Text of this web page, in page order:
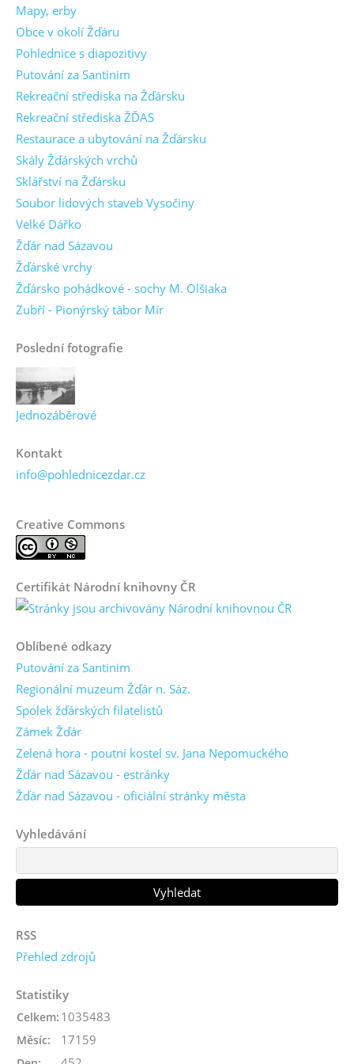
Mapy, erby
Obce v okolí Žďáru
Pohlednice s diapozitivy
Putování za Santinim
Rekreační střediska na Žďársku
Rekreační střediska ŽĎAS
Restaurace a ubytování na Žďársku
Skály Žďárských vrchů
Sklářství na Žďársku
Soubor lidových staveb Vysočiny
Velké Dářko
Žďár nad Sázavou
Žďárské vrchy
Žďársko pohádkové - sochy M. Olšiaka
Zubří - Pionýrský tábor Mír
Poslední fotografie
Jednozáběrové
Kontakt
info@pohlednicezdar.cz
Creative Commons
Certifikát Národní knihovny ČR
Oblíbené odkazy
Putování za Santinim
Regionální muzeum Žďár n. Sáz.
Spolek žďárských filatelistů
Zámek Žďár
Zelená hora - poutní kostel sv. Jana Nepomuckého
Žďár nad Sázavou - estránky
Žďár nad Sázavou - oficiální stránky města
Vyhledávání
RSS
Přehled zdrojů
Statistiky
Celkem: 1035483
Měsíc: 17159